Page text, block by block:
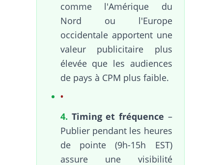
comme l'Amérique du
Nord ou l'Europe
occidentale apportent une
valeur publicitaire plus
élevée que les audiences
de pays à CPM plus faible.
4. Timing et fréquence –
Publier pendant les heures
de pointe (9h-15h EST)
assure une visibilité